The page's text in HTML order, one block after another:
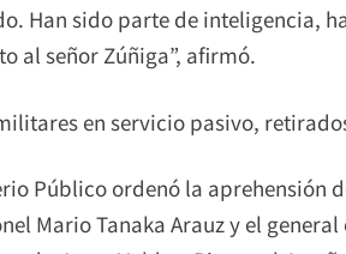
Han sido parte de inteligencia,
al señor Zúñiga”, afirmó.
en servicio pasivo,
Público ordenó la aprehensión
Mario Tanaka Arauz y el